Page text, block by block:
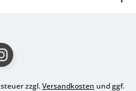
zzgl.Versandkosten und ggf.